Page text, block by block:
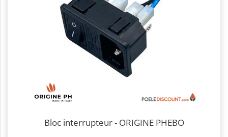
Bloc interrupteur - ORIGINE PHEBO